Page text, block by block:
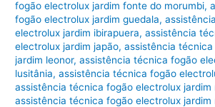
fogão electrolux jardim fonte do morumbi,
fogão electrolux jardim guedala,
electrolux jardim ibirapuera,assistência
electrolux jardim japão,assistência
jardim leonor,assistência técnica fogão
lusitânia,assistência técnica fogão
assistência técnica fogão electrolux jardim
assistência técnica fogão electrolux jardim